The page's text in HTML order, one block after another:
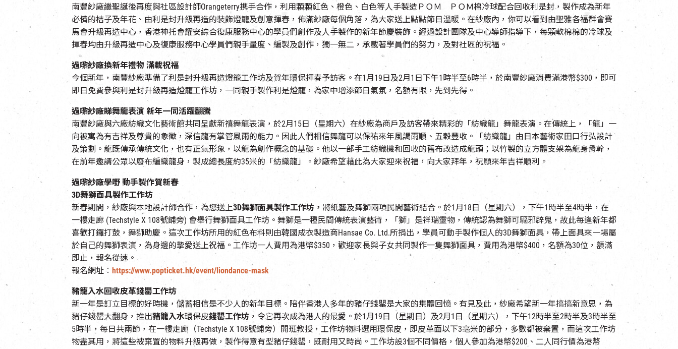
南豐紗廠繼聖誕後再度與社區設計師Orangeterry携手合作，利用顆顆紅色、橙色、白色等人手製造ＰＯＭ ＰＯＭ棉冷球配合回收利是封，製作成為新年
必備的桔子及年花、由利是封升級再造的裝飾燈籠及創意揮春，佈滿紗廠每個角落，為大家送上點點節日溫暖。在紗廠內，你可以看到由聖雅各福群會賽
馬會升級再造中心，香港神托會耀安綜合復康服務中心的學員們創作及人手製作的新年節慶裝飾。經過設計團隊及中心導師指導下，每顆軟棉棉的冷球及
揮春均由升級再造中心及復康服務中心學員們親手量度、編製及創作，獨一無二，承載著學員們的努力，及對社區的祝福。
過嚟紗廠換新年禮物 滿載祝福
今個新年，南豐紗廠準備了利是封升級再造燈籠工作坊及賀年環保揮春予訪客。在1月19日及2月1日下午1時半至6時半，於南豐紗廠消費滿港幣$300，即可
即日免費參與利是封升級再造燈籠工作坊，一同親手製作利是燈籠，為家中增添節日氣氛，名額有限，先到先得。
過嚟紗廠睇舞龍表演 新年一同活躍翻騰
南豐紗廠與六廠紡織文化藝術館共同呈獻新禧舞龍表演，於2月15日（星期六）在紗廠為商戶及訪客帶來精彩的「紡織龍」舞龍表演。在傳統上，「龍」一
向被寓為有吉祥及尊貴的象徵，深信龍有掌管風雨的能力。因此人們相信舞龍可以保祐來年風調雨順、五穀豐收。「紡織龍」由日本藝術家田口行弘設計
及策劃。龍既傳承傳統文化，也有正氣形象，以龍為創作概念的基礎。他以一部手工紡織機和回收的舊布改造成龍頭；以竹製的立方體支架為龍身骨幹，
在前年邀請公眾以廢布編織龍身，製成總長度約35米的「紡織龍」。紗廠希望藉此為大家迎來祝福，向大家拜年，祝願來年吉祥順利。
過嚟紗廠學嘢 動手製作賀新春
3D舞獅面具製作工作坊
新春期間，紗廠與本地設計師合作，為您送上3D舞獅面具製作工作坊， 將紙藝及舞獅兩項民間藝術結合。於1月18日（星期六），下午1時半至4時半，在
一樓走廊 (Techstyle X 108號鋪旁) 會舉行舞獅面具工作坊。舞獅是一種民間傳統表演藝術，「獅」是祥瑞靈物，傳統認為舞獅可驅邪辟鬼，故此每逢新年都
喜歡打鑼打鼓，舞獅助慶。這次工作坊所用的紅色布料則由韓國成衣製造商Hansae Co. Ltd.所捐出，學員可動手製作個人的3D舞獅面具，帶上面具來一場屬
於自己的舞獅表演，為身邊的摯愛送上祝福。工作坊一人費用為港幣$350，歡迎家長與子女共同製作一隻舞獅面具，費用為港幣$400，名額為30位，額滿
即止，報名從速。
報名網址︰ https://www.popticket.hk/event/liondance-mask
豬籠入水回收皮革錢罌工作坊
新一年是訂立目標的好時機，儲蓄相信是不少人的新年目標。陪伴香港人多年的豬仔錢罌是大家的集體回憶。有見及此，紗廠希望新一年搞搞新意思，為
豬仔錢罌大翻身，推出豬籠入水環保皮錢罌工作坊 ，令它再次成為港人的最愛。於1月19日（星期日）及2月1日（星期六），下午12時半至2時半及3時半至
5時半，每日共兩節，在一樓走廊（Techstyle X 108號鋪旁）開班教授，工作坊物料選用環保皮，即皮革面以下3亳米的部分，多數都被棄置，而這次工作坊
物盡其用，將這些被棄置的物料升級再做，製作得意有型豬仔錢罌，既耐用又時尚。工作坊設3個不同價格，個人參加為港幣$200、二人同行價為港幣